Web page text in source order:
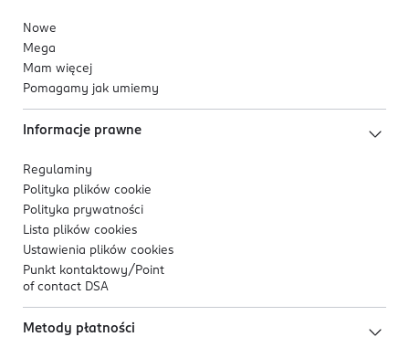
Nowe
Mega
Mam więcej
Pomagamy jak umiemy
Informacje prawne
Regulaminy
Polityka plików cookie
Polityka prywatności
Lista plików cookies
Ustawienia plików cookies
Punkt kontaktowy/ Point
of contact DSA
Metody płatności